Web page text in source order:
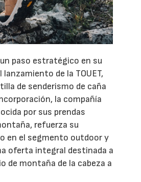
paso estratégico en su
de la TOUET,
de senderismo de caña
la compañía
por sus prendas
refuerza su
en el segmento outdoor y
oferta integral destinada a
de montaña de la cabeza a